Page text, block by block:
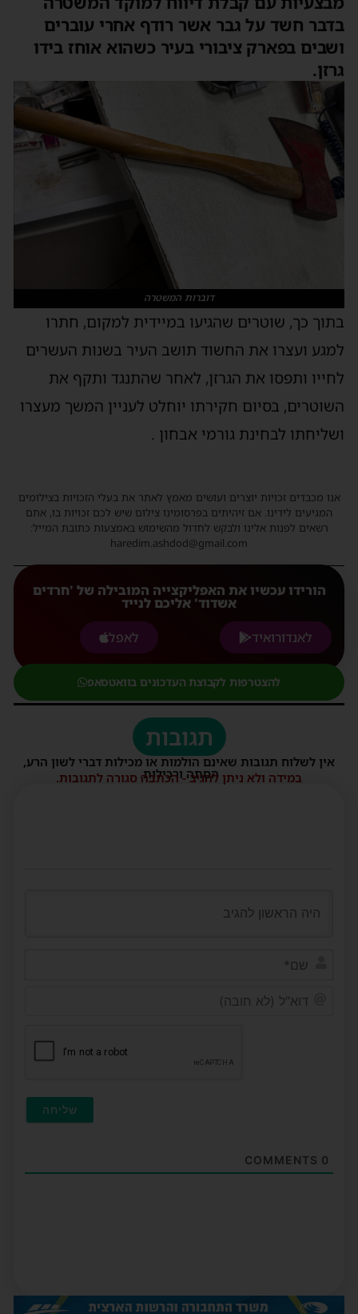
בדבר חשד על גבר אשר רודף אחרי עוברים
ושבים בפארק ציבורי בעיר כשהוא אוחז בידו
גרזן.
דוברות המשטרה
בתוך כך, שוטרים שהגיעו במיידית למקום, חתרו
למגע ועצרו את החשוד תושב העיר בשנות העשרים
לחייו ותפסו את הגרזן, לאחר שהתנגד ותקף את
השוטרים, בסיום חקירתו יוחלט לעניין המשך מעצרו
ושליחתו לבחינת גורמי אבחון .
אנו מכבדים זכויות יוצרים ועושים מאמץ לאתר את בעלי הזכויות בצילומים
המגיעים לידינו. אם זיהיתים בפרסומינו צילום שיש לכם זכויות בו, אתם
רשאים לפנות אלינו ולבקש לחדול מהשימוש באמצעות כתובת המייל:
haredim.ashdod@gmail.com
הורידו עכשיו את האפליקצייה המובילה של 'חרדים
אשדוד' אליכם לנייד
לאנדורואיד
לאפל
להצטרפות לקבוצת העדכונים בוואטסאפ
תגובות
אין לשלוח תגובות שאינם הולמות או מכילות דברי לשון הרע,
הסתה ורכילות.
במידה ולא ניתן להגיב - הכתבה סגורה לתגובות.
0